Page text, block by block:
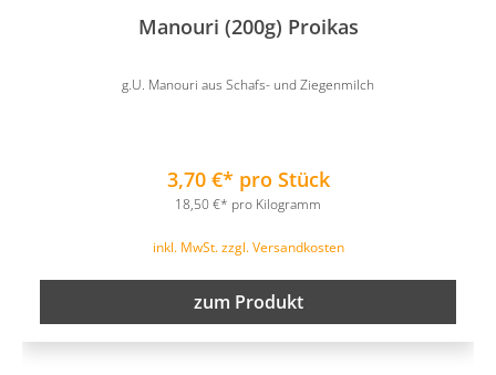
Manouri (200g) Proikas
g.U. Manouri aus Schafs- und Ziegenmilch
3,70 €* pro Stück
18,50 €* pro Kilogramm
inkl. MwSt. zzgl. Versandkosten
zum Produkt